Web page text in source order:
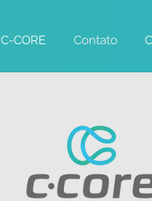
C-CORE Contato